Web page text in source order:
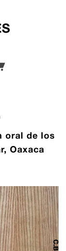
oral de los
Oaxaca